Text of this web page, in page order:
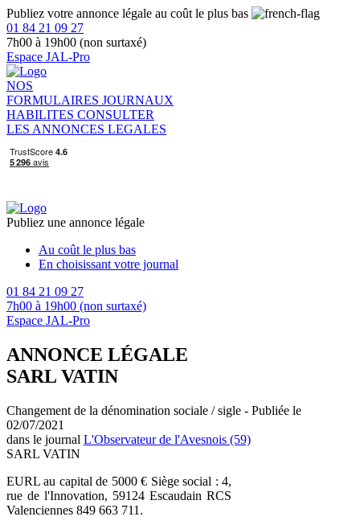
Publiez votre annonce légale au coût le plus bas
01 84 21 09 27
7h00 à 19h00 (non surtaxé)
Espace JAL-Pro
NOS
FORMULAIRES JOURNAUX
HABILITES CONSULTER
LES ANNONCES LEGALES
Publiez une annonce légale
Au coût le plus bas
En choisissant votre journal
01 84 21 09 27
7h00 à 19h00 (non surtaxé)
Espace JAL-Pro
ANNONCE LÉGALE
SARL VATIN
Changement de la dénomination sociale / sigle - Publiée le
02/07/2021
dans le journal L'Observateur de l'Avesnois (59)
SARL VATIN
EURL au capital de 5000 € Siège social : 4,
rue de l'Innovation, 59124 Escaudain RCS
Valenciennes 849 663 711.